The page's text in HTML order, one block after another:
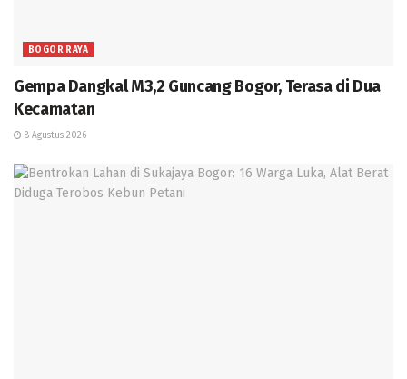
BOGOR RAYA
Gempa Dangkal M3,2 Guncang Bogor, Terasa di Dua
Kecamatan
8 Agustus 2026